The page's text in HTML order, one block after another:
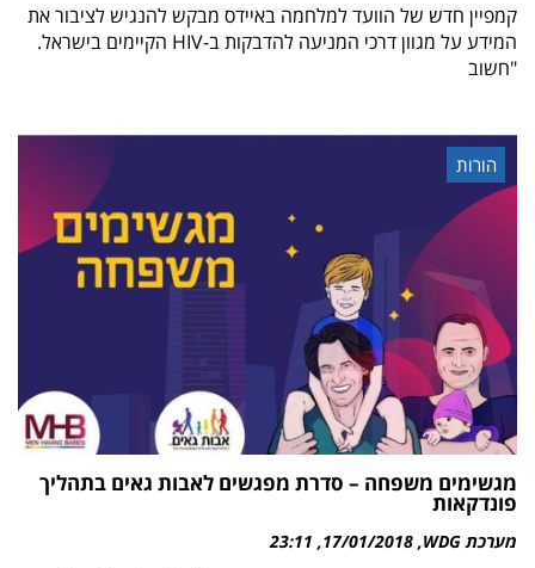
קמפיין חדש של הוועד למלחמה באיידס מבקש להנגיש לציבור את
המידע על מגוון דרכי המניעה להדבקות ב-HIV הקיימים בישראל.
"חשוב
הורות
מגשימים משפחה – סדרת מפגשים לאבות גאים בתהליך
פונדקאות
מערכת WDG 17/01/2018
23:11